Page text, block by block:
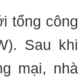
tổng công
Sau khi
mại, nhà